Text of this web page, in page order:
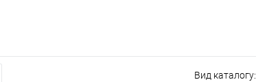
Вид каталогу: